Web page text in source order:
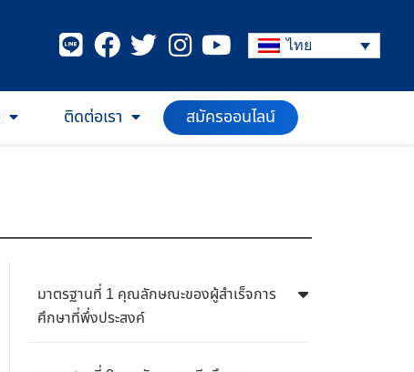
ไทย
ติดต่อเรา สมัครออนไลน์
มาตรฐานที่ 1 คุณลักษณะของผู้สำเร็จการ
ศึกษาที่พึ่งประสงค์